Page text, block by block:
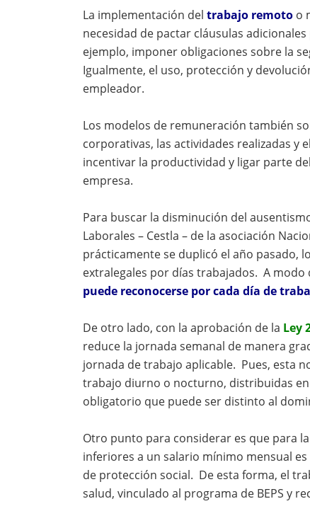
La implementación del trabajo remoto o
necesidad de pactar cláusulas
ejemplo, imponer obligaciones sobre la
Igualmente, el uso, protección y
empleador.
Los modelos de remuneración también
corporativas, las actividades realizadas y
incentivar la productividad y ligar parte
empresa.
Para buscar la disminución del
Laborales – Cestla – de la asociación
prácticamente se duplicó el año pasado,
extralegales por días trabajados. A modo
puede reconocerse por cada día de
De otro lado, con la aprobación de la Ley
reduce la jornada semanal de manera
jornada de trabajo aplicable. Pues, esta
trabajo diurno o nocturno, distribuidas
obligatorio que puede ser distinto al
Otro punto para considerar es que para
inferiores a un salario mínimo mensual
de protección social. De esta forma, el
salud, vinculado al programa de BEPS y